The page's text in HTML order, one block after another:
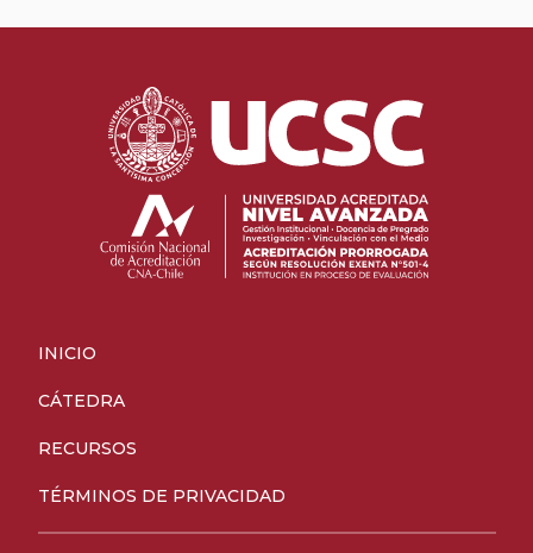
INICIO
CÁTEDRA
RECURSOS
TÉRMINOS DE PRIVACIDAD